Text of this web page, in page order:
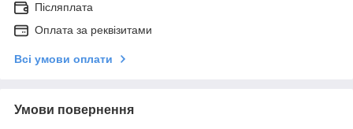
Післяплата
Оплата за реквізитами
Всі умови оплати
Умови повернення